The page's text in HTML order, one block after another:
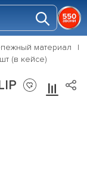
материал
(в кейсе)